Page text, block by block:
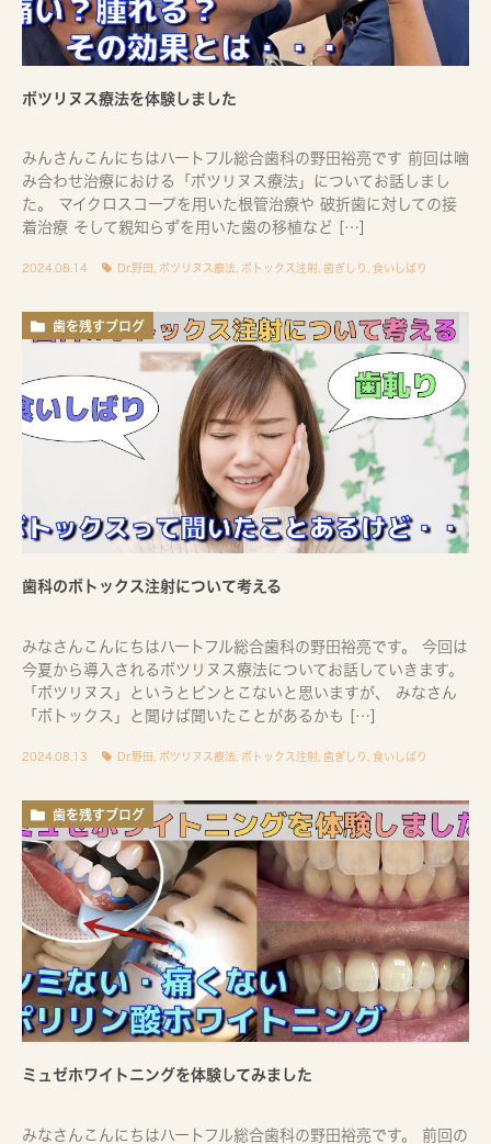
ボツリヌス療法を体験しました
みんさんこんにちはハートフル総合歯科の野田裕亮です 前回は噛
み合わせ治療における「ボツリヌス療法」についてお話しまし
た。 マイクロスコープを用いた根管治療や 破折歯に対しての接
着治療 そして親知らずを用いた歯の移植など […]
2024.08.14 Dr.野田 ボツリヌス療法 ボトックス注射 歯ぎしり 食いしばり
歯を残すブログ
歯科のボトックス注射について考える
みなさんこんにちはハートフル総合歯科の野田裕亮です。 今回は
今夏から導入されるボツリヌス療法についてお話していきます。
「ボツリヌス」というとピンとこないと思いますが、 みなさん
「ボトックス」と聞けば聞いたことがあるかも […]
2024.08.13 Dr.野田 ボツリヌス療法 ボトックス注射 歯ぎしり 食いしばり
歯を残すブログ
ミュゼホワイトニングを体験してみました
みなさんこんにちはハートフル総合歯科の野田裕亮です。 前回の